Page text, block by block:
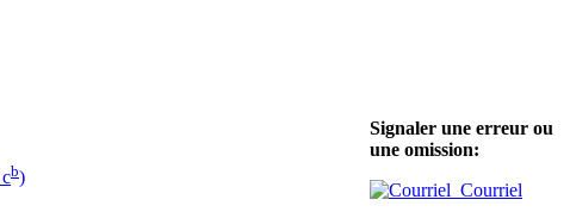
b)
Signaler une erreur ou
une omission:
Courriel